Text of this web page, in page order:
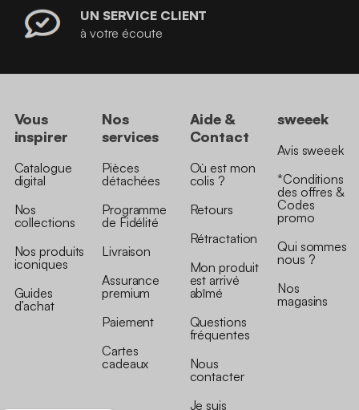
UN SERVICE CLIENT
à votre écoute
Vous
inspirer
Catalogue
digital
Nos
collections
Nos produits
iconiques
Guides
d’achat
Nos
services
Pièces
détachées
Programme
de Fidélité
Livraison
Assurance
premium
Paiement
Cartes
cadeaux
Aide &
Contact
Où est mon
colis ?
Retours
Rétractation
Mon produit
est arrivé
abîmé
Questions
fréquentes
Nous
contacter
Je suis
sweeek
Avis sweeek
*Conditions
des offres &
Codes
promo
Qui sommes
nous ?
Nos
magasins